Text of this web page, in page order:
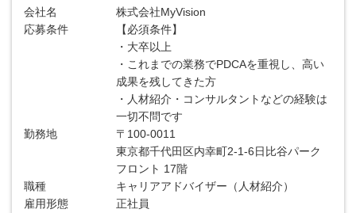
会社名
株式会社MyVision
応募条件
【必須条件】
・大卒以上
・これまでの業務でPDCAを重視し、高い
成果を残してきた方
・人材紹介・コンサルタントなどの経験は
一切不問です
勤務地
〒100-0011
東京都千代田区内幸町2-1-6日比谷パーク
フロント 17階
職種
キャリアアドバイザー（人材紹介）
雇用形態
正社員